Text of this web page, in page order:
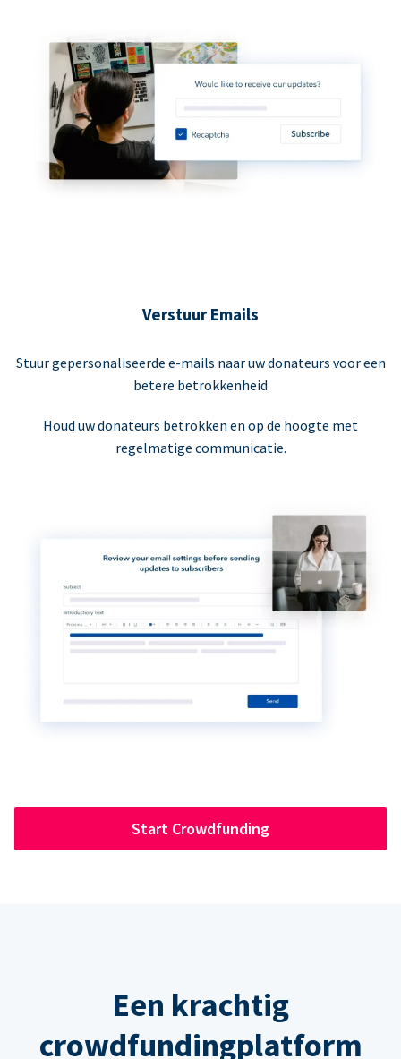
Verstuur Emails
Stuur gepersonaliseerde e-mails naar uw donateurs voor een
betere betrokkenheid
Houd uw donateurs betrokken en op de hoogte met
regelmatige communicatie.
Start Crowdfunding
Een krachtig
crowdfundingplatform